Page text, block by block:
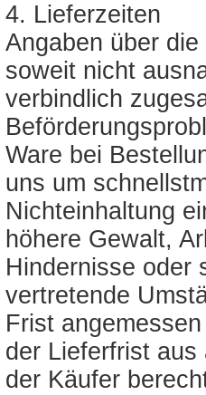
4. Lieferzeiten
Angaben über
soweit nicht
verbindlich
Ware bei
uns um
Nichteinhaltung
höhere Gewalt,
Hindernisse oder
vertretende
Frist
der Lieferfrist
der Käufer